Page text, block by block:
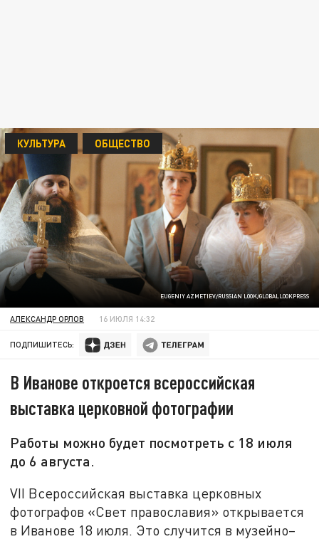
EUGENIY AZMETIEV/RUSSIAN LOOK/GLOBALLOOKPRESS
КУЛЬТУРА ОБЩЕСТВО
АЛЕКСАНДР ОРЛОВ 16 ИЮЛЯ 14:32
ПОДПИШИТЕСЬ:
В Иванове откроется всероссийская
выставка церковной фотографии
Работы можно будет посмотреть с 18 июля
до 6 августа.
VII Всероссийская выставка церковных
фотографов «Свет православия» открывается
в Иванове 18 июля. Это случится в музейно–